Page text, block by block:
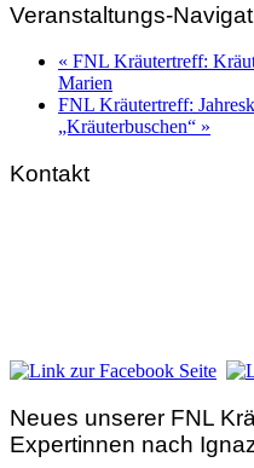
Veranstaltungs-
« FNL Kräutertreff:
Marien
FNL Kräutertreff:
„Kräuterbuschen“ »
Kontakt
Neues unserer FNL
Expertinnen nach